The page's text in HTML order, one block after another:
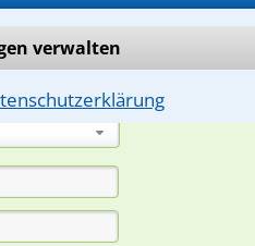
verwalten
Rechtsanwälte bei
kostenlos.